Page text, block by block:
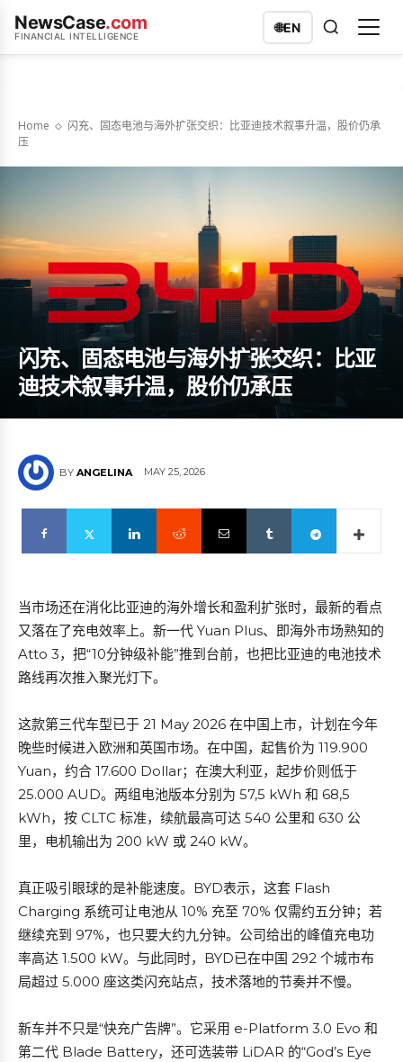
NewsCase.com
FINANCIAL INTELLIGENCE
🌐EN
Home
闪充、固态电池与海外扩张交织：比亚迪技术叙事升温，股价仍承
压
闪充、固态电池与海外扩张交织：比亚
迪技术叙事升温，股价仍承压
BY ANGELINA MAY 25, 2026
当市场还在消化比亚迪的海外增长和盈利扩张时，最新的看点
又落在了充电效率上。新一代 Yuan Plus、即海外市场熟知的
Atto 3，把“10分钟级补能”推到台前，也把比亚迪的电池技术
路线再次推入聚光灯下。
这款第三代车型已于 21 May 2026 在中国上市，计划在今年
晚些时候进入欧洲和英国市场。在中国，起售价为 119.900
Yuan，约合 17.600 Dollar；在澳大利亚，起步价则低于
25.000 AUD。两组电池版本分别为 57,5 kWh 和 68,5
kWh，按 CLTC 标准，续航最高可达 540 公里和 630 公
里，电机输出为 200 kW 或 240 kW。
真正吸引眼球的是补能速度。BYD表示，这套 Flash
Charging 系统可让电池从 10% 充至 70% 仅需约五分钟；若
继续充到 97%，也只要大约九分钟。公司给出的峰值充电功
率高达 1.500 kW。与此同时，BYD已在中国 292 个城市布
局超过 5.000 座这类闪充站点，技术落地的节奏并不慢。
新车并不只是“快充广告牌”。它采用 e-Platform 3.0 Evo 和
第二代 Blade Battery，还可选装带 LiDAR 的“God’s Eye